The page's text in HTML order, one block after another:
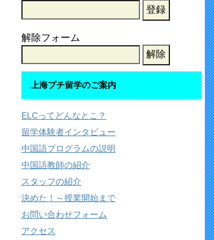
解除フォーム
上海プチ留学のご案内
ELCってどんなとこ？
留学体験者インタビュー
中国語プログラムの説明
中国語教師の紹介
スタッフの紹介
決めた！～授業開始まで
お問い合わせフォーム
アクセス